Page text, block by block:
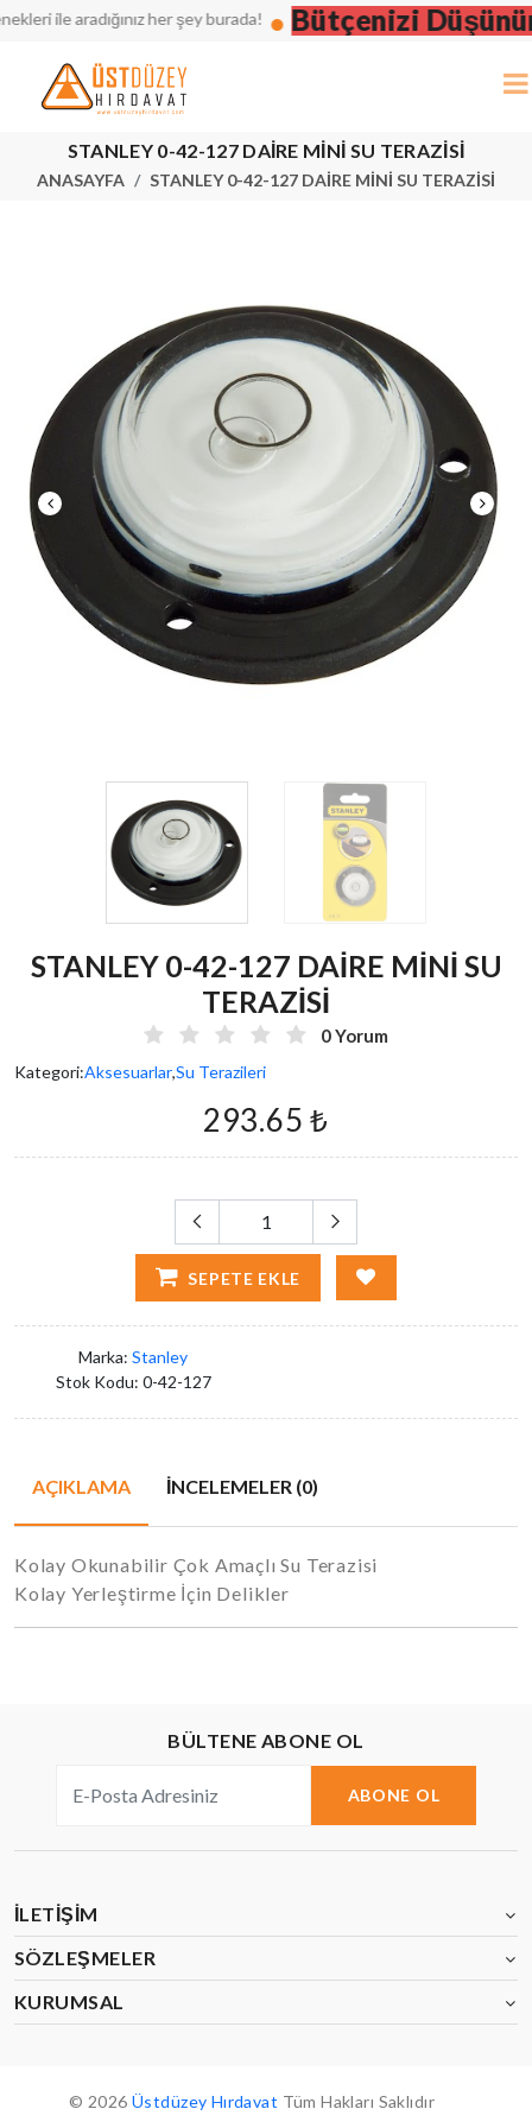
ile aradığınız her şey burada! Bütçenizi
STANLEY 0-42-127 DAİRE MİNİ SU TERAZİSİ
ANASAYFA STANLEY 0-42-127 DAİRE MİNİ SU TERAZİSİ
STANLEY 0-42-127 DAİRE MİNİ SU
TERAZİSİ
0 Yorum
Kategori:Aksesuarlar,Su Terazileri
293.65 ₺
SEPETE EKLE
Marka: Stanley
Stok Kodu: 0-42-127
AÇIKLAMA İNCELEMELER (0)
Kolay Okunabilir Çok Amaçlı Su Terazisi
Kolay Yerleştirme İçin Delikler
BÜLTENE ABONE OL
ABONE OL
İLETIŞIM
SÖZLEŞMELER
KURUMSAL
© 2026 Üstdüzey Hırdavat Tüm Hakları Saklıdır